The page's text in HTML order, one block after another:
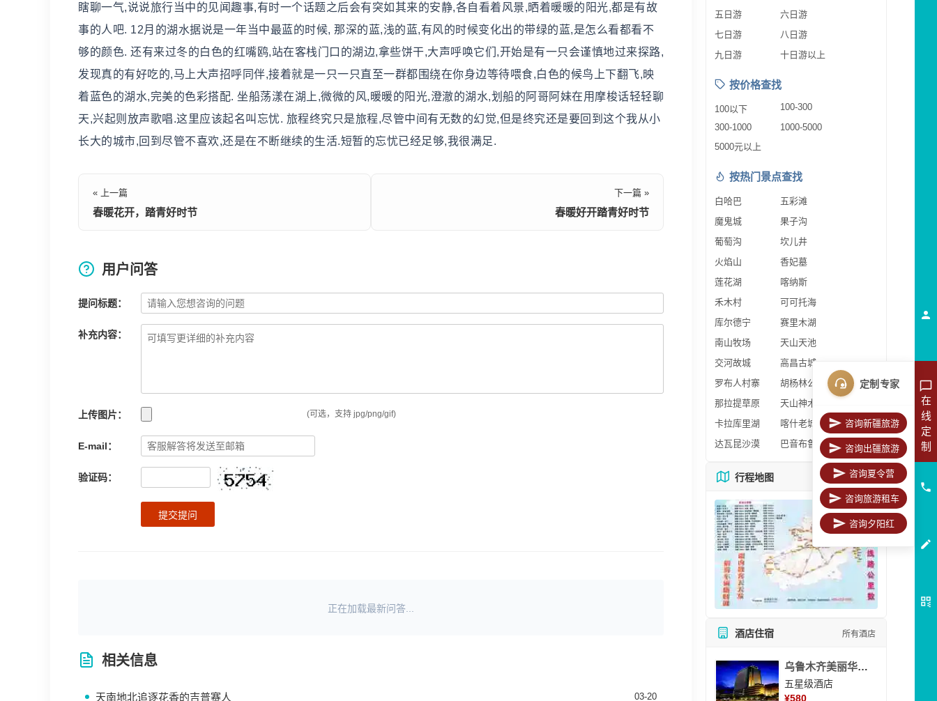
瞎聊一气,说说旅行当中的见闻趣事,有时一个话题之后会有突如其来的安静,各自看着风景,晒着暖暖的阳光,都是有故
事的人吧. 12月的湖水据说是一年当中最蓝的时候, 那深的蓝,浅的蓝,有风的时候变化出的带绿的蓝,是怎么看都看不
够的颜色. 还有来过冬的白色的红嘴鸥,站在客栈门口的湖边,拿些饼干,大声呼唤它们,开始是有一只会谨慎地过来探路,
发现真的有好吃的,马上大声招呼同伴,接着就是一只一只直至一群都围绕在你身边等待喂食,白色的候鸟上下翻飞,映
着蓝色的湖水,完美的色彩搭配. 坐船荡漾在湖上,微微的风,暖暖的阳光,澄澈的湖水,划船的阿哥阿妹在用摩梭话轻轻聊
天,兴起则放声歌唱.这里应该起名叫忘忧. 旅程终究只是旅程,尽管中间有无数的幻觉,但是终究还是要回到这个我从小
长大的城市,回到尽管不喜欢,还是在不断继续的生活.短暂的忘忧已经足够,我很满足.
« 上一篇
春暖花开，踏青好时节
下一篇 »
春暖好开踏青好时节
用户问答
提问标题：
补充内容：
上传图片： (可选，支持 jpg/png/gif)
E-mail：
验证码：
提交提问
正在加载最新问答...
相关信息
天南地北追逐花香的吉普赛人 03-20
五日游
六日游
七日游
八日游
九日游
十日游以上
按价格查找
100以下
100-300
300-1000
1000-5000
5000元以上
按热门景点查找
白哈巴
五彩滩
魔鬼城
果子沟
葡萄沟
坎儿井
火焰山
香妃墓
莲花湖
喀纳斯
禾木村
可可托海
库尔德宁
赛里木湖
南山牧场
天山天池
交河故城
高昌古城
罗布人村寨
胡杨林公园
那拉提草原
天山神木园
卡拉库里湖
喀什老城区
达瓦昆沙漠
巴音布鲁克
行程地图 更多地图
酒店住宿 所有酒店
乌鲁木齐美丽华大酒
五星级酒店
¥580
在
线
定
制
定制专家
咨询新疆旅游
咨询出疆旅游
咨询夏令营
咨询旅游租车
咨询夕阳红